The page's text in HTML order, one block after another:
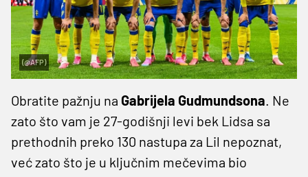
(@AFP)
Obratite pažnju na Gabrijela Gudmundsona. Ne
zato što vam je 27-godišnji levi bek Lidsa sa
prethodnih preko 130 nastupa za Lil nepoznat,
već zato što je u ključnim mečevima bio